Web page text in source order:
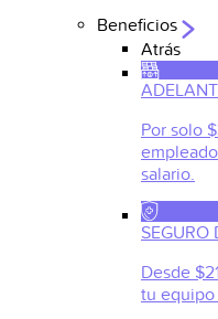
Beneficios
Atrás
Por solo
salario.
SEGURO
Desde
tu equipo